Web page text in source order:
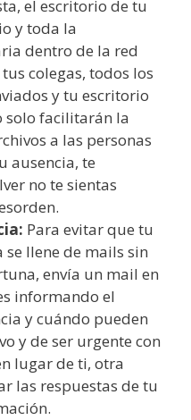
el escritorio de tu
y toda la
dentro de la red
colegas, todos los
y tu escritorio
facilitarán la
a las personas
ausencia, te
no te sientas
Para evitar que tu
llene de mails sin
envía un mail en
informando el
y cuándo pueden
y de ser urgente con
lugar de ti, otra
las respuestas de tu